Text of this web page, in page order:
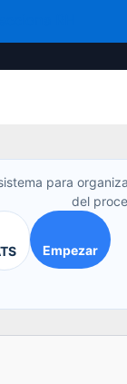
para
del
Empezar